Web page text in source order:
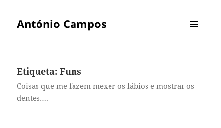
António Campos
Etiqueta:Funs
Coisas que me fazem mexer os lábios e mostrar os
dentes….